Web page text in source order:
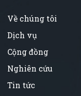
Về chúng tôi
Dịch vụ
Cộng đồng
Nghiên cứu
Tin tức